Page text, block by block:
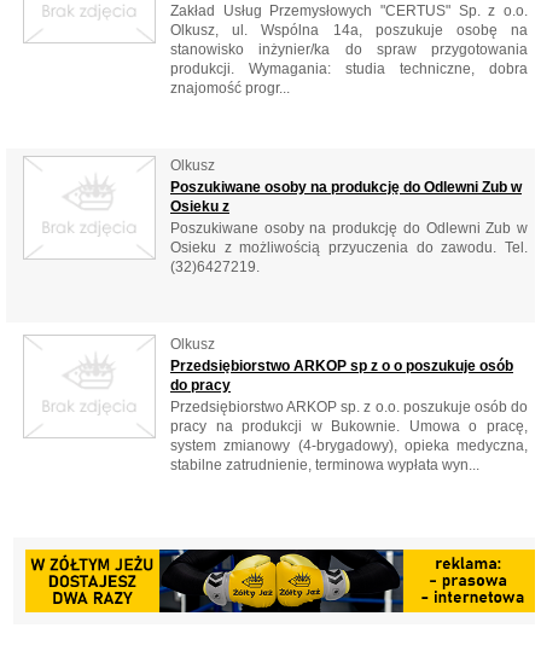
Zakład Usług Przemysłowych "CERTUS" Sp. z o.o.
Olkusz, ul. Wspólna 14a, poszukuje osobę na
stanowisko inżynier/ka do spraw przygotowania
produkcji. Wymagania: studia techniczne, dobra
znajomość progr...
Olkusz
Poszukiwane osoby na produkcję do Odlewni Zub w
Osieku z
Poszukiwane osoby na produkcję do Odlewni Zub w
Osieku z możliwością przyuczenia do zawodu. Tel.
(32)6427219.
Olkusz
Przedsiębiorstwo ARKOP sp z o o poszukuje osób
do pracy
Przedsiębiorstwo ARKOP sp. z o.o. poszukuje osób do
pracy na produkcji w Bukownie. Umowa o pracę,
system zmianowy (4-brygadowy), opieka medyczna,
stabilne zatrudnienie, terminowa wypłata wyn...